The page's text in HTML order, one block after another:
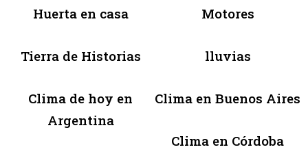
Huerta en casa Motores
Tierra de Historias lluvias
Clima de hoy en
Argentina
Clima en Buenos Aires
Clima en Córdoba